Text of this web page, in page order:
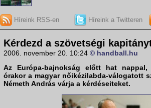
Híreink RSS-en Híreink a Twitteren
Kérdezd a szövetségi
2006. november 20. 10:24 © handball.hu
Az Európa-bajnokság előtt hat nappal,
órakor a magyar nőikézilabda-válogatott
Németh András várja a kérdéseiteket.